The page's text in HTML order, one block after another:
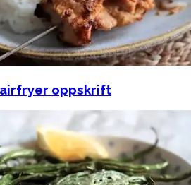
airfryer oppskrift